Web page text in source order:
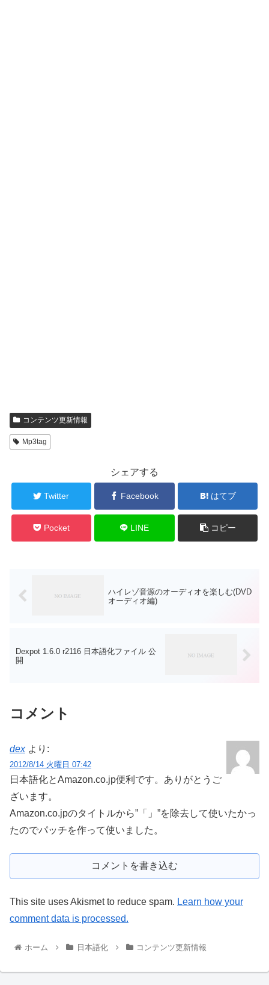
コンテンツ更新情報
Mp3tag
シェアする
Twitter Facebook はてブ
Pocket LINE コピー
ハイレゾ音源のオーディオを楽しむ(DVD
オーディオ編)
Dexpot 1.6.0 r2116 日本語化ファイル 公
開
コメント
dex より:
2012/8/14 火曜日 07:42
日本語化とAmazon.co.jp便利です。ありがとうご
ざいます。
Amazon.co.jpのタイトルから”「」”を除去して使いたかっ
たのでパッチを作って使いました。
コメントを書き込む
This site uses Akismet to reduce spam. Learn how your
comment data is processed.
ホーム 日本語化 コンテンツ更新情報